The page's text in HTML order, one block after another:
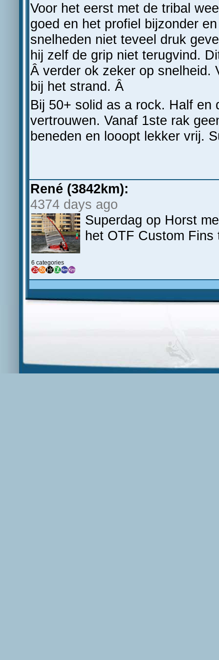
Voor het eerst met de tribal
goed en het profiel bijzonder
snelheden niet teveel druk
hij zelf de grip niet terugvind.
Â verder ok zeker op snelheid.
bij het strand. Â
Bij 50+ solid as a rock. Half en
vertrouwen. Vanaf 1ste rak
beneden en looopt lekker vrij.
René (3842km):
4374 days ago
6 categories
Superdag op Horst
het OTF Custom Fins